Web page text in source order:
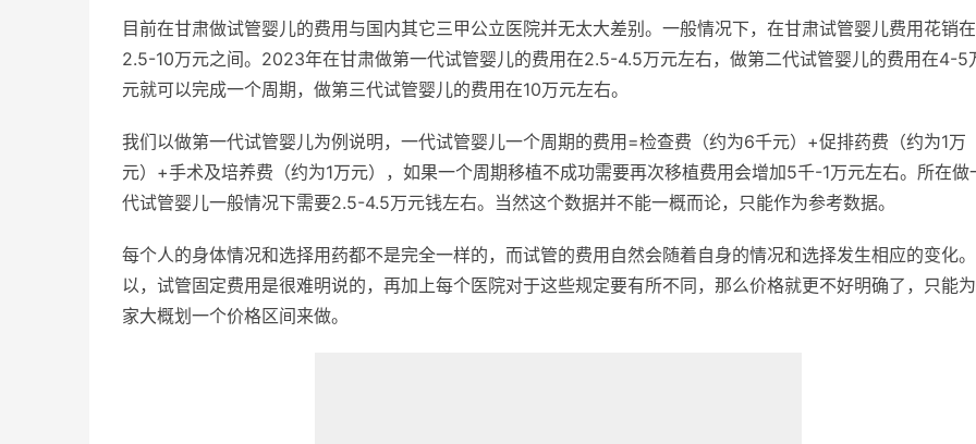
目前在甘肃做试管婴儿的费用与国内其它三甲公立医院并无太大差别。一般情况下，在甘肃试管婴儿费用花销在
2.5-10万元之间。2023年在甘肃做第一代试管婴儿的费用在2.5-4.5万元左右，做第二代试管婴儿的费用在4-5
元就可以完成一个周期，做第三代试管婴儿的费用在10万元左右。
我们以做第一代试管婴儿为例说明，一代试管婴儿一个周期的费用=检查费（约为6千元）+促排药费（约为1万
元）+手术及培养费（约为1万元），如果一个周期移植不成功需要再次移植费用会增加5千-1万元左右。所在做
代试管婴儿一般情况下需要2.5-4.5万元钱左右。当然这个数据并不能一概而论，只能作为参考数据。
每个人的身体情况和选择用药都不是完全一样的，而试管的费用自然会随着自身的情况和选择发生相应的变化
以，试管固定费用是很难明说的，再加上每个医院对于这些规定要有所不同，那么价格就更不好明确了，只能
家大概划一个价格区间来做。